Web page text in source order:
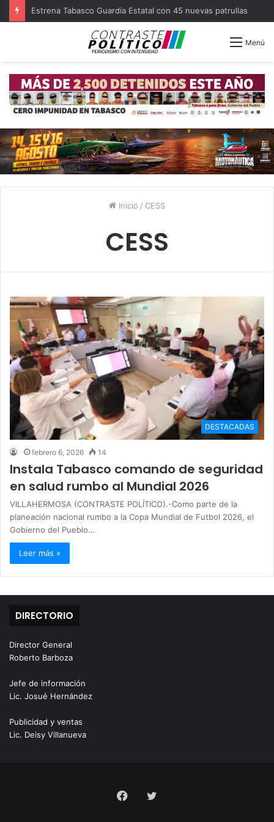
Estrena Tabasco Guardia Estatal con 45 nuevas patrullas
Menú
Inicio / CESS
CESS
DESTACADAS
febrero 6, 2026 14
Instala Tabasco comando de seguridad
en salud rumbo al Mundial 2026
VILLAHERMOSA (CONTRASTE POLÍTICO).-Como parte de la
planeación nacional rumbo a la Copa Mundial de Futbol 2026, el
Gobierno del Pueblo…
Leer más »
DIRECTORIO
Director General
Roberto Barboza
Jefe de información
Lic. Josué Hernández
Publicidad y ventas
Lic. Deisy Villanueva
FacebookTwitter